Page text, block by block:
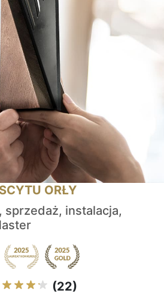
ORŁY
sprzedaż, instalacja,
(22)